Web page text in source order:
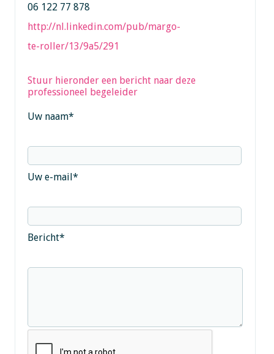
06 122 77 878
http://nl.linkedin.com/pub/margo-
te-roller/13/9a5/291
Stuur hieronder een bericht naar deze
professioneel begeleider
Uw naam*
Uw e-mail*
Bericht*